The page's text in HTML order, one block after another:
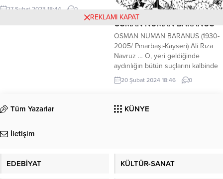
sevdiğime. . . Karanfiller aldım. . .
27 Şubat 2023 18:44 0
OSMAN NUMAN BARANUS
OSMAN NUMAN BARANUS (1930-
2005/ Pınarbaşı-Kayseri) Ali Rıza
Navruz … O, yeri geldiğinde
aydınlığın bütün suçlarını kalbinde
taşıyan, yeri geldiğinde de karanlık
gündüzün üzerinde yaşayan bir
kovulan yaban güvercini oluşu da
ayrı bir meziyeti olsa gerek! Osman
20 Şubat 2024 18:46 0
Tüm Yazarlar KÜNYE
İletişim
EDEBİYAT KÜLTÜR-SANAT
REKLAMI KAPAT